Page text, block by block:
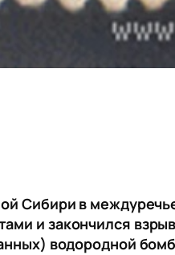
Сибири в
и закончился
водородной